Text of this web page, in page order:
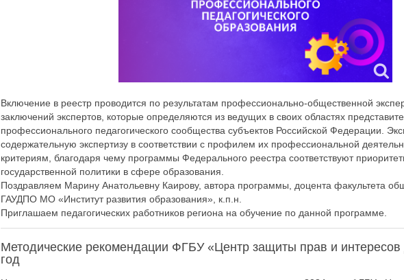
Включение в реестр проводится по результатам профессионально-общественной
заключений экспертов, которые определяются из ведущих в своих областях
профессионального педагогического сообщества субъектов Российской Федерации.
содержательную экспертизу в соответствии с профилем их профессиональной
критериям, благодаря чему программы Федерального реестра соответствуют
государственной политики в сфере образования.
Поздравляем Марину Анатольевну Каирову, автора программы, доцента факультета
ГАУДПО МО «Институт развития образования», к.п.н.
Приглашаем педагогических работников региона на обучение по данной программе.
Методические рекомендации ФГБУ «Центр защиты прав и интересов
год